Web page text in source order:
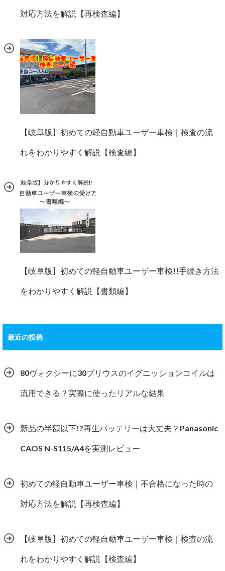
対応方法を解説【再検査編】
【岐阜版】初めての軽自動車ユーザー車検｜検査の流
れをわかりやすく解説【検査編】
【岐阜版】初めての軽自動車ユーザー車検!!手続き方法
をわかりやすく解説【書類編】
最近の投稿
80ヴォクシーに30プリウスのイグニッションコイルは
流用できる？実際に使ったリアルな結果
新品の半額以下!?再生バッテリーは大丈夫？Panasonic
CAOS N-S115/A4を実測レビュー
初めての軽自動車ユーザー車検｜不合格になった時の
対応方法を解説【再検査編】
【岐阜版】初めての軽自動車ユーザー車検｜検査の流
れをわかりやすく解説【検査編】